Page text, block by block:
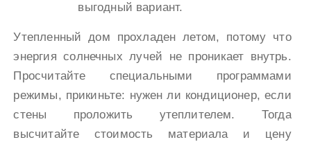
выгодный вариант.
Утепленный дом прохладен летом, потому что
энергия солнечных лучей не проникает внутрь.
Просчитайте специальными программами
режимы, прикиньте: нужен ли кондиционер, если
стены проложить утеплителем. Тогда
высчитайте стоимость материала и цену